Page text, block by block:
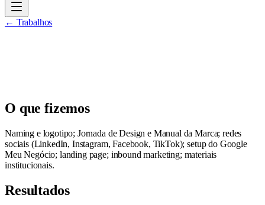
← Trabalhos
O que fizemos
Naming e logotipo; Jornada de Design e Manual da Marca; redes
sociais (LinkedIn, Instagram, Facebook, TikTok); setup do Google
Meu Negócio; landing page; inbound marketing; materiais
institucionais.
Resultados